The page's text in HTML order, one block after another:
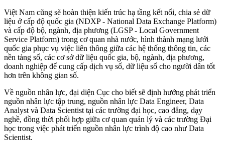
Việt Nam cũng sẽ hoàn thiện kiến trúc hạ tầng kết nối, chia sẻ dữ
liệu ở cấp độ quốc gia (NDXP - National Data Exchange Platform)
và cấp độ bộ, ngành, địa phương (LGSP - Local Government
Service Platform) trong cơ quan nhà nước, hình thành mạng lưới
quốc gia phục vụ việc liên thông giữa các hệ thống thông tin, các
nền tảng số, các cơ sở dữ liệu quốc gia, bộ, ngành, địa phương,
doanh nghiệp để cung cấp dịch vụ số, dữ liệu số cho người dân tốt
hơn trên không gian số.
Về nguồn nhân lực, đại diện Cục cho biết sẽ định hướng phát triển
nguồn nhân lực tập trung, nguồn nhân lực Data Engineer, Data
Analyst và Data Scientist tại các trường đại học, cao đẳng, dạy
nghề, đồng thời phối hợp giữa cơ quan quản lý và các trường Đại
học trong việc phát triển nguồn nhân lực trình độ cao như Data
Scientist.